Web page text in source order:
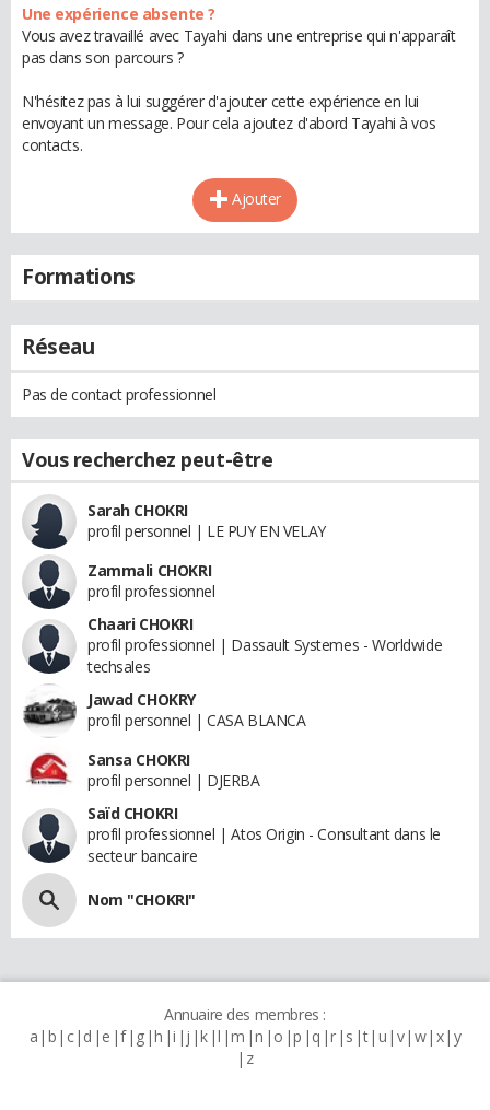
Une expérience absente ?
Vous avez travaillé avec Tayahi dans une entreprise qui n'apparaît
pas dans son parcours ?
N'hésitez pas à lui suggérer d'ajouter cette expérience en lui
envoyant un message. Pour cela ajoutez d'abord Tayahi à vos
contacts.
Ajouter
Formations
Réseau
Pas de contact professionnel
Vous recherchez peut-être
Sarah CHOKRI
profil personnel | LE PUY EN VELAY
Zammali CHOKRI
profil professionnel
Chaari CHOKRI
profil professionnel | Dassault Systemes - Worldwide
techsales
Jawad CHOKRY
profil personnel | CASA BLANCA
Sansa CHOKRI
profil personnel | DJERBA
Saïd CHOKRI
profil professionnel | Atos Origin - Consultant dans le
secteur bancaire
Nom "CHOKRI"
Annuaire des membres :
a b c d e f g h i j k l m n o p q r s t u v w x y
z